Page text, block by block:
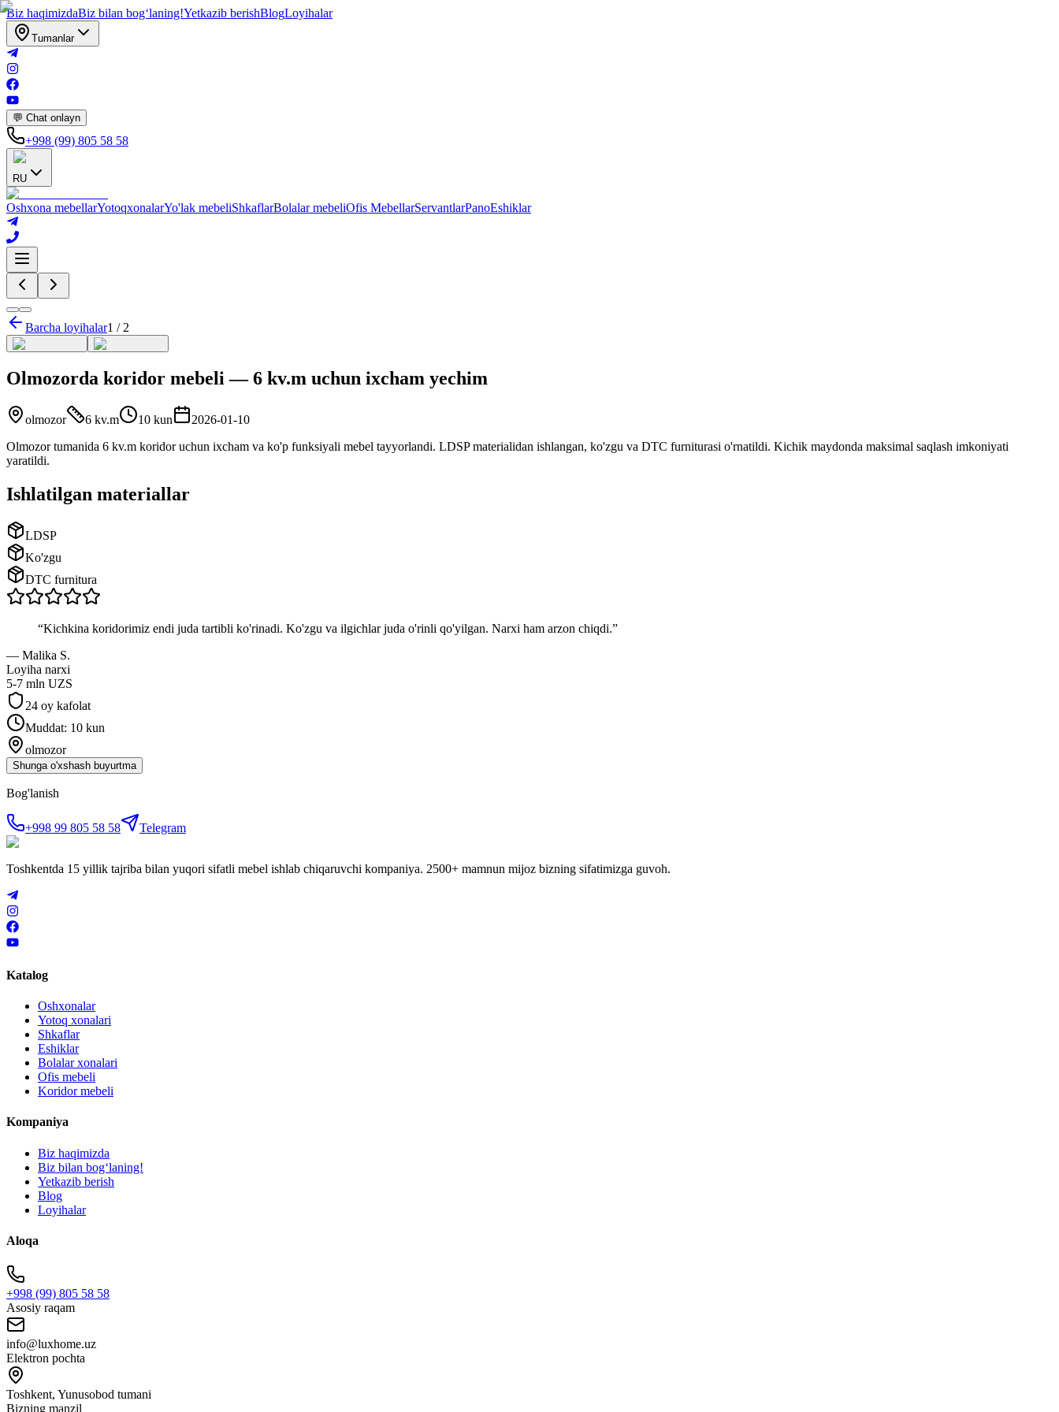
Biz haqimizdaBiz bilan bogʻlaning!Yetkazib berishBlogLoyihalar
Tumanlar
💬 Chat onlayn
+998 (99) 805 58 58
RU
Oshxona mebellarYotoqxonalarYo'lak mebeliShkaflarBolalar mebeliOfis MebellarServantlarPanoEshiklar
Barcha loyihalar1 / 2
Olmozorda koridor mebeli — 6 kv.m uchun ixcham yechim
olmozor 6 kv.m 10 kun
2026-01-10
Olmozor tumanida 6 kv.m koridor uchun ixcham va ko'p funksiyali mebel tayyorlandi. LDSP materialidan ishlangan, ko'zgu va DTC furniturasi o'rnatildi. Kichik maydonda maksimal saqlash imkoniyati
yaratildi.
Ishlatilgan materiallar
LDSP
Ko'zgu
DTC furnitura
“Kichkina koridorimiz endi juda tartibli ko'rinadi. Ko'zgu va ilgichlar juda o'rinli qo'yilgan. Narxi ham arzon chiqdi.”
— Malika S.
Loyiha narxi
5-7 mln UZS
24 oy kafolat
Muddat: 10 kun
olmozor
Shunga o'xshash buyurtma
Bog'lanish
+998 99 805 58 58 Telegram
Toshkentda 15 yillik tajriba bilan yuqori sifatli mebel ishlab chiqaruvchi kompaniya. 2500+ mamnun mijoz bizning sifatimizga guvoh.
Katalog
Oshxonalar
Yotoq xonalari
Shkaflar
Eshiklar
Bolalar xonalari
Ofis mebeli
Koridor mebeli
Kompaniya
Biz haqimizda
Biz bilan bogʻlaning!
Yetkazib berish
Blog
Loyihalar
Aloqa
+998 (99) 805 58 58
Asosiy raqam
info@luxhome.uz
Elektron pochta
Toshkent, Yunusobod tumani
Bizning manzil